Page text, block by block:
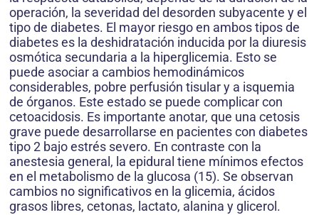
operación, la severidad del desorden subyacente y el
tipo de diabetes. El mayor riesgo en ambos tipos de
diabetes es la deshidratación inducida por la diuresis
osmótica secundaria a la hiperglicemia. Esto se
puede asociar a cambios hemodinámicos
considerables, pobre perfusión tisular y a isquemia
de órganos. Este estado se puede complicar con
cetoacidosis. Es importante anotar, que una cetosis
grave puede desarrollarse en pacientes con diabetes
tipo 2 bajo estrés severo. En contraste con la
anestesia general, la epidural tiene mínimos efectos
en el metabolismo de la glucosa (15). Se observan
cambios no significativos en la glicemia, ácidos
grasos libres, cetonas, lactato, alanina y glicerol.